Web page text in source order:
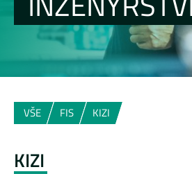
VŠE FIS KIZI
KIZI